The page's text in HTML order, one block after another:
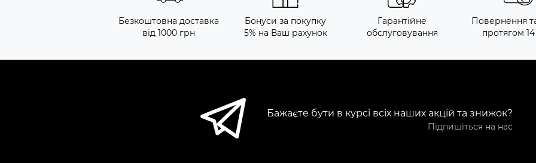
Безкоштовна доставка
від 1000 грн
Бонуси за покупку
5% на Ваш рахунок
Гарантійне
обслуговування
Повернення
протягом 14
Бажаєте бути в курсі всіх наших акцій та знижок?
Підпишіться на нас